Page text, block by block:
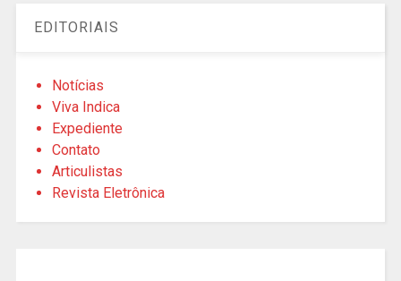
EDITORIAIS
Notícias
Viva Indica
Expediente
Contato
Articulistas
Revista Eletrônica